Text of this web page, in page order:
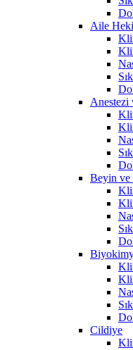
Aile
Anestezi
Beyin ve
Cildiye